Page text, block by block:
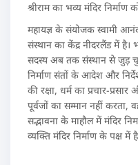
श्रीराम का भव्य मंदिर
महायज्ञ के संयोजक स्वामी
संस्थान का केंद्र नीदरलैंड में
सदस्य अब तक संस्थान से जुड़
निर्माण संतों के आदेश और
की रक्षा, धर्म का प्रचार-
पूर्वजों का सम्मान नहीं करता,
सद्भावना के माहौल में मंदिर
व्यक्ति मंदिर निर्माण के पक्ष में